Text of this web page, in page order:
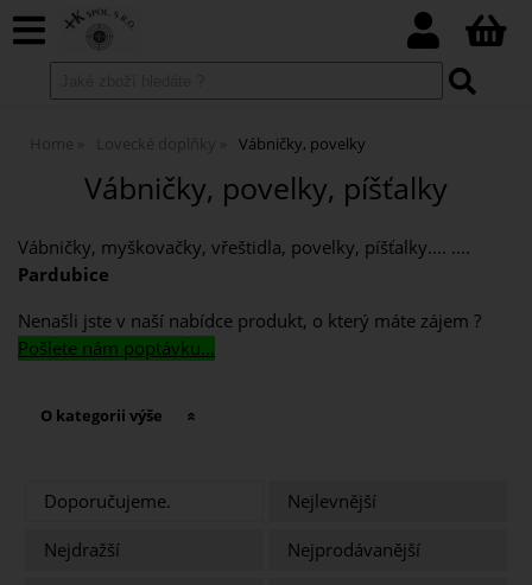
Home Lovecké doplňky Vábničky, povelky
Vábničky, povelky, píšťalky
Vábničky, myškovačky, vřeštidla, povelky, píšťalky.... ....
Pardubice
Nenašli jste v naší nabídce produkt, o který máte zájem ?
Pošlete nám poptávku...
O kategorii výše
Doporučujeme.
Nejlevnější
Nejdražší
Nejprodávanější